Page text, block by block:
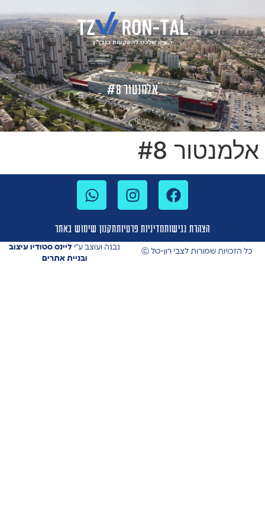
אלמנטור #8
אלמנטור #8
הצהרת נגישותמדיניות פרטיותתקנון שימוש באתר
כל הזכויות שמורות לצבי רון-טל Ⓒ
נבנה ועוצב ע”י ליינס סטודיו עיצוב
ובניית אתרים